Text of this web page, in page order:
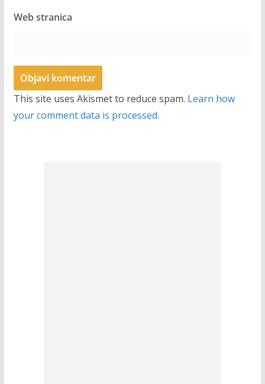
Web stranica
This site uses Akismet to reduce spam. Learn how
your comment data is processed.